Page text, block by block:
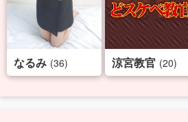
なるみ (36) 涼宮教官 (20)